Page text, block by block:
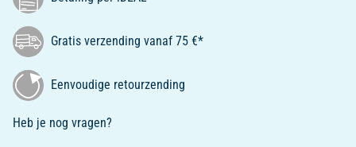
Gratis verzending vanaf 75 €*
Eenvoudige retourzending
Heb je nog vragen?